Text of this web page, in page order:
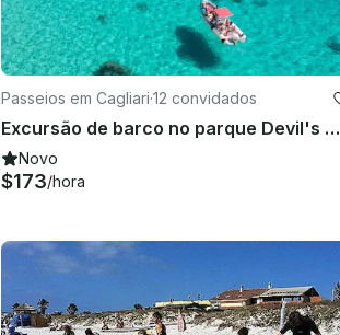
Passeios em Cagliari·12 convidados
Excursão de barco no parque Devil's Saddle com spritz e batatas fritas
Novo
$173/hora